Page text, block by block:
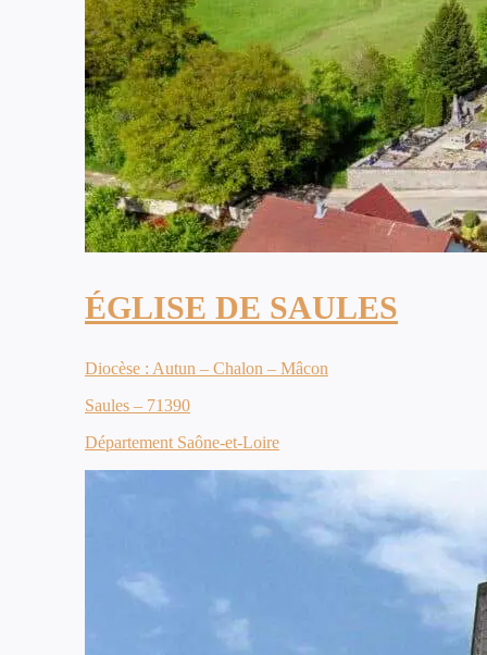
ÉGLISE DE SAULES
Diocèse : Autun – Chalon – Mâcon
Saules – 71390
Département Saône-et-Loire